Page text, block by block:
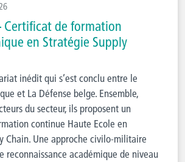
Certificat de formation
en Stratégie Supply
inédit qui s’est conclu entre le
et La Défense belge. Ensemble,
du secteur, ils proposent un
continue Haute Ecole en
Chain. Une approche civilo-militaire
reconnaissance académique de niveau